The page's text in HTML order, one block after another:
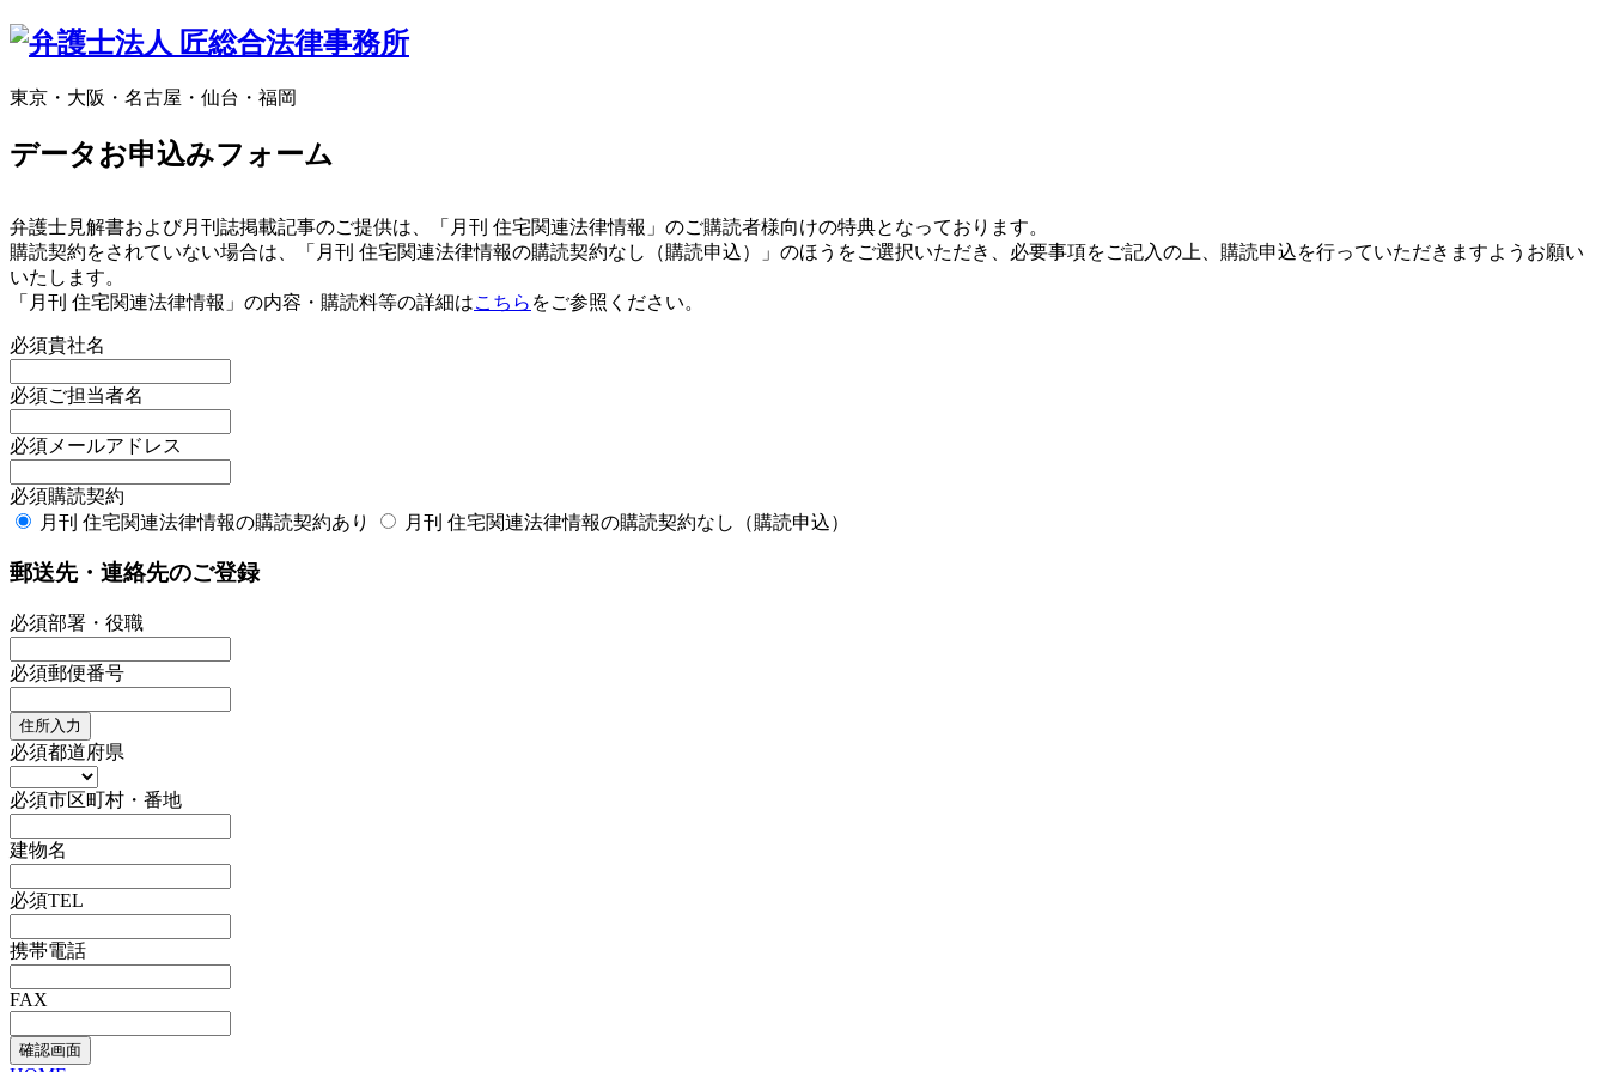
東京・大阪・名古屋・仙台・福岡
データお申込みフォーム
弁護士見解書および月刊誌掲載記事のご提供は、「月刊 住宅関連法律情報」のご購読者様向けの特典となっております。
購読契約をされていない場合は、「月刊 住宅関連法律情報の購読契約なし（購読申込）」のほうをご選択いただき、必要事項をご記入の上、購読申込を行っていただきますようお願い
いたします。
「月刊 住宅関連法律情報」の内容・購読料等の詳細はこちら をご参照ください。
必須貴社名
必須ご担当者名
必須 メールアドレス
必須購読契約
月刊 住宅関連法律情報の購読契約あり
月刊 住宅関連法律情報の購読契約なし（購読申込）
郵送先・連絡先のご登録
必須部署・役職
必須郵便番号
住所入力
必須都道府県
必須市区町村・番地
建物名
必須TEL
携帯電話
FAX
確認画面